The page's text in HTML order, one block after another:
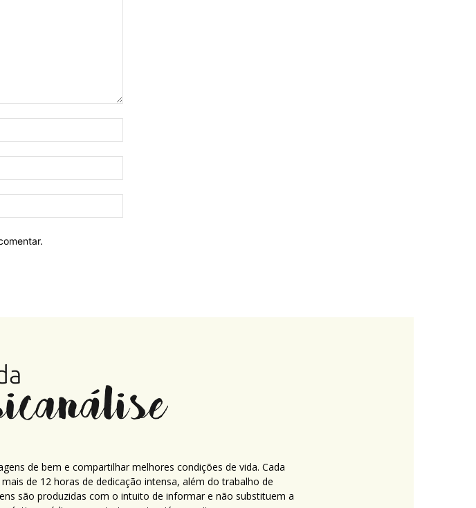
de bem e compartilhar melhores condições de vida. Cada
de 12 horas de dedicação intensa, além do trabalho de
são produzidas com o intuito de informar e não substituem a